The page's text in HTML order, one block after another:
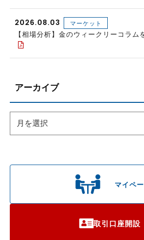
マイペ
取引口座開設
2026.08.03 マーケット
【相場分析】金のウィークリーコラム
アーカイブ